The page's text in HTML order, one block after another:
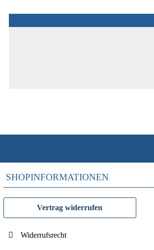
SHOPINFORMATIONEN
Vertrag widerrufen
Widerrufsrecht